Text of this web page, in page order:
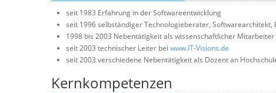
seit 1983 Erfahrung in der Softwareentwicklung
seit 1996 selbständiger Technologieberater,
1998 bis 2003 Nebentätigkeit als wissenschaftlicher
seit 2003 technischer Leiter bei www.IT-Visions.de
seit 2003 verschiedene Nebentätigkeit als Dozent an
Kernkompetenzen